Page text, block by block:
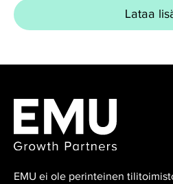
Lataa
EMU ei ole perinteinen